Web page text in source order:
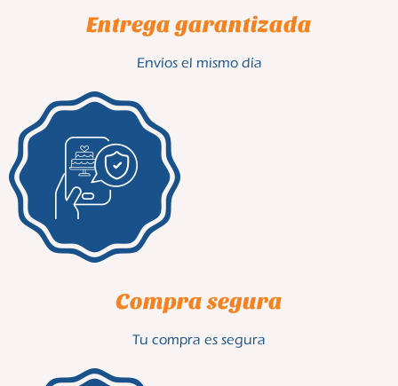
Entrega garantizada
Envíos el mismo día
Compra segura
Tu compra es segura